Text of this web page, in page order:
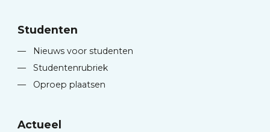
Studenten
—
Nieuws voor studenten
—
Studentenrubriek
—
Oproep plaatsen
Actueel